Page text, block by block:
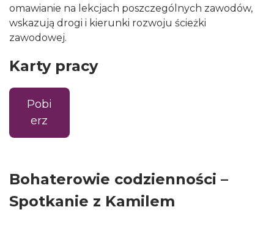
omawianie na lekcjach poszczególnych zawodów,
wskazują drogi i kierunki rozwoju ścieżki
zawodowej.
Karty pracy
Pobi
erz
Bohaterowie codzienności –
Spotkanie z Kamilem